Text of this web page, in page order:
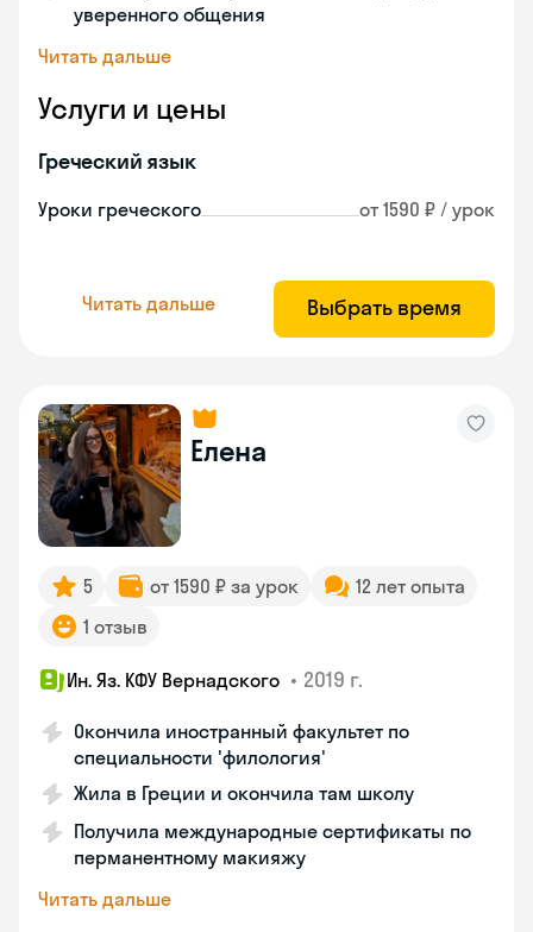
уверенного общения
Читать дальше
Услуги и цены
Греческий язык
Уроки греческого от 1590 ₽ / урок
Читать дальше Выбрать время
Елена
5 от 1590 ₽ за урок
12 лет опыта
1 отзыв
Ин. Яз. КФУ Вернадского • 2019 г.
Окончила иностранный факультет по
специальности 'филология'
Жила в Греции и окончила там школу
Получила международные сертификаты по
перманентному макияжу
Читать дальше